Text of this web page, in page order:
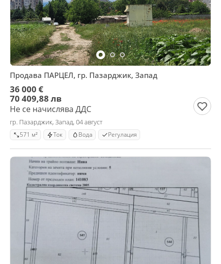
Продава ПАРЦЕЛ, гр. Пазарджик, Запад
36 000 €
70 409,88 лв
Не се начислява ДДС
гр. Пазарджик, Запад, 04 август
571 м² Ток Вода Регулация